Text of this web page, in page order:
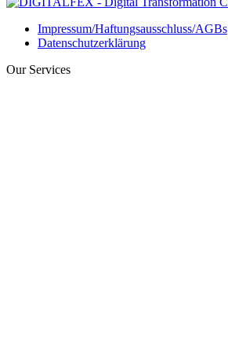
Impressum/Haftungsausschluss/AGBs
Datenschutzerklärung
Our Services